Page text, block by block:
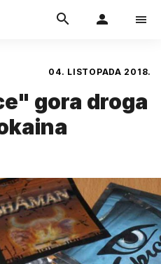
04. LISTOPADA 2018.
gora droga